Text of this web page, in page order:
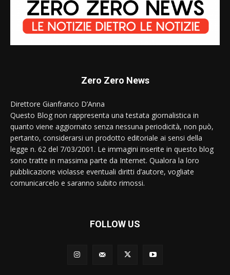
Zero Zero News
Direttore Gianfranco D’Anna
Questo Blog non rappresenta una testata giornalistica in
quanto viene aggiornato senza nessuna periodicità, non può,
pertanto, considerarsi un prodotto editoriale ai sensi della
legge n. 62 del 7/03/2001. Le immagini inserite in questo blog
sono tratte in massima parte da Internet. Qualora la loro
pubblicazione violasse eventuali diritti d’autore, vogliate
comunicarcelo e saranno subito rimossi.
FOLLOW US